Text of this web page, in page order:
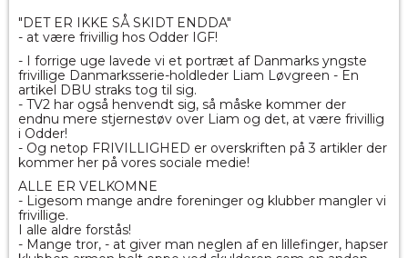
"DET ER IKKE SÅ SKIDT ENDDA"
- at være frivillig hos Odder IGF!
- I forrige uge lavede vi et portræt af Danmarks yngste
frivillige Danmarksserie-holdleder Liam Løvgreen - En
artikel DBU straks tog til sig.
- TV2 har også henvendt sig, så måske kommer der
endnu mere stjernestøv over Liam og det, at være frivillig
i Odder!
- Og netop FRIVILLIGHED er overskriften på 3 artikler der
kommer her på vores sociale medie!
ALLE ER VELKOMNE
- Ligesom mange andre foreninger og klubber mangler vi
frivillige.
I alle aldre forstås!
- Mange tror, - at giver man neglen af en lillefinger, hapser